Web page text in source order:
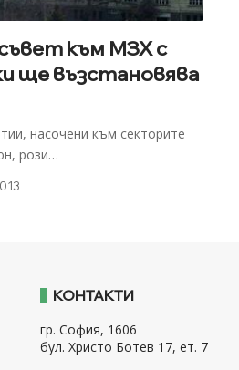
към МЗХ с
ще възстановява
насочени към секторите
рози…
КОНТАКТИ
гр. София, 1606
бул. Христо Ботев 17, ет. 7